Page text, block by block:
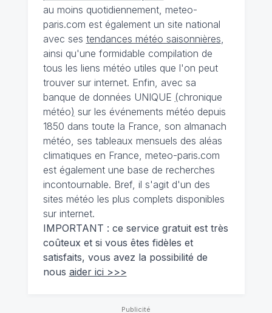
au moins quotidiennement, meteo-
paris.com est également un site national
avec ses tendances météo saisonnières
ainsi qu'une formidable compilation de
tous les liens météo utiles que l'on peut
trouver sur internet. Enfin, avec sa
banque de données UNIQUE (chronique
météo) sur les événements météo depuis
1850 dans toute la France, son almanach
météo, ses tableaux mensuels des aléas
climatiques en France, meteo-paris.com
est également une base de recherches
incontournable. Bref, il s'agit d'un des
sites météo les plus complets disponibles
sur internet.
IMPORTANT : ce service gratuit est très
coûteux et si vous êtes fidèles et
satisfaits, vous avez la possibilité de
nous aider ici >>>